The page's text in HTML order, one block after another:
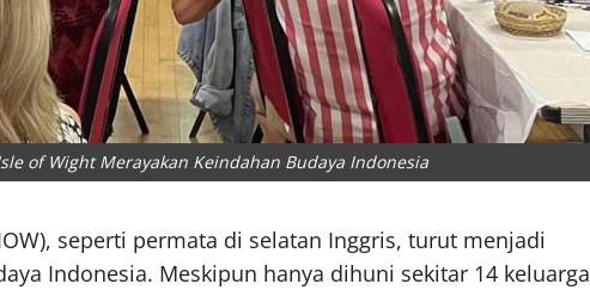
of Wight Merayakan Keindahan Budaya Indonesia
seperti permata di selatan Inggris, turut menjadi
Indonesia. Meskipun hanya dihuni sekitar 14 keluarga